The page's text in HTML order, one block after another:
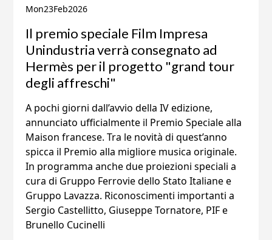
Mon23Feb2026
Il premio speciale Film Impresa
Unindustria verrà consegnato ad
Hermès per il progetto "grand tour
degli affreschi"
A pochi giorni dall’avvio della IV edizione,
annunciato ufficialmente il Premio Speciale alla
Maison francese. Tra le novità di quest’anno
spicca il Premio alla migliore musica originale.
In programma anche due proiezioni speciali a
cura di Gruppo Ferrovie dello Stato Italiane e
Gruppo Lavazza. Riconoscimenti importanti a
Sergio Castellitto, Giuseppe Tornatore, PIF e
Brunello Cucinelli